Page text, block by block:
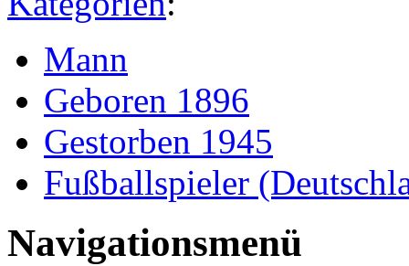
Mann
Geboren 1896
Gestorben 1945
Fußballspieler
Navigationsmenü